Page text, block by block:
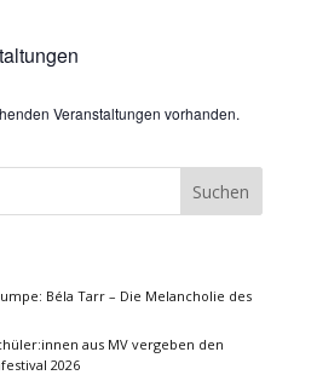
Veranstaltungen vorhanden.
Béla Tarr – Die Melancholie des
aus MV vergeben den
2026